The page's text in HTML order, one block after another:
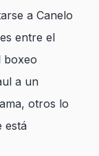
a Canelo
entre el
boxeo
a un
otros lo
está